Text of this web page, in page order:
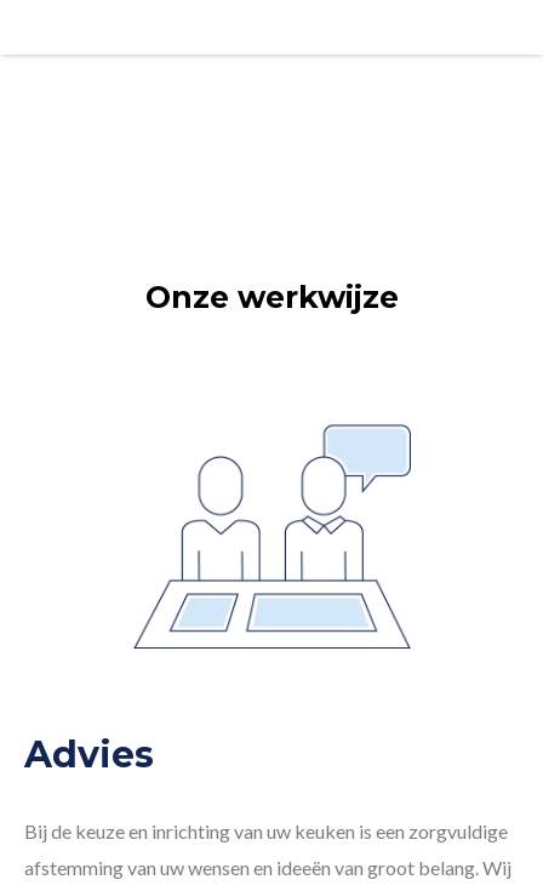
Onze werkwijze
Advies
Bij de keuze en inrichting van uw keuken is een zorgvuldige
afstemming van uw wensen en ideeën van groot belang. Wij